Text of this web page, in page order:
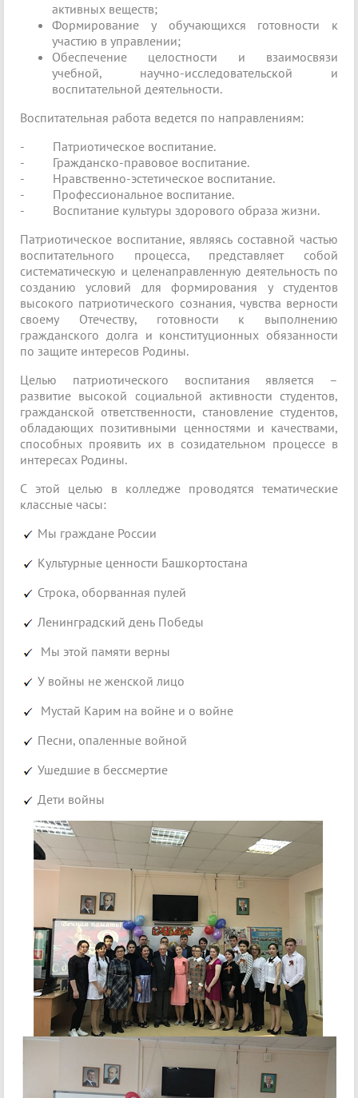
активных веществ;
Формирование у обучающихся готовности к
участию в управлении;
Обеспечение целостности и взаимосвязи
учебной, научно-исследовательской и
воспитательной деятельности.
Воспитательная работа ведется по направлениям:
- Патриотическое воспитание.
- Гражданско-правовое воспитание.
- Нравственно-эстетическое воспитание.
- Профессиональное воспитание.
- Воспитание культуры здорового образа жизни.
Патриотическое воспитание, являясь составной частью
воспитательного процесса, представляет собой
систематическую и целенаправленную деятельность по
созданию условий для формирования у студентов
высокого патриотического сознания, чувства верности
своему Отечеству, готовности к выполнению
гражданского долга и конституционных обязанности
по защите интересов Родины.
Целью патриотического воспитания является –
развитие высокой социальной активности студентов,
гражданской ответственности, становление студентов,
обладающих позитивными ценностями и качествами,
способных проявить их в созидательном процессе в
интересах Родины.
С этой целью в колледже проводятся тематические
классные часы:
Мы граждане России
Культурные ценности Башкортостана
Строка, оборванная пулей
Ленинградский день Победы
Мы этой памяти верны
У войны не женской лицо
Мустай Карим на войне и о войне
Песни, опаленные войной
Ушедшие в бессмертие
Дети войны